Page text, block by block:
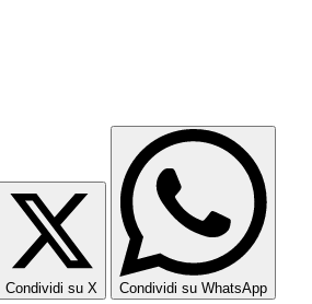
Condividi su X Condividi su WhatsApp